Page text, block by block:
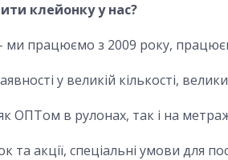
клейонку у нас?
- ми працюємо з 2009 року,
у великій кількості,
ОПТом в рулонах, так і на
та акції, спеціальні умови для